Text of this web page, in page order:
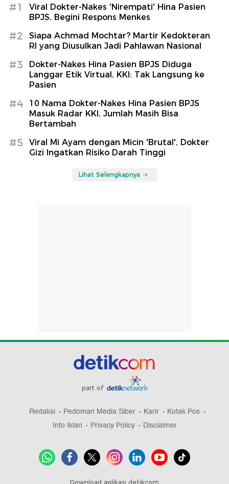
#1
Viral Dokter-Nakes 'Nirempati' Hina Pasien
BPJS, Begini Respons Menkes
#2
Siapa Achmad Mochtar? Martir Kedokteran
RI yang Diusulkan Jadi Pahlawan Nasional
#3
Dokter-Nakes Hina Pasien BPJS Diduga
Langgar Etik Virtual, KKI: Tak Langsung ke
Pasien
#4
10 Nama Dokter-Nakes Hina Pasien BPJS
Masuk Radar KKI, Jumlah Masih Bisa
Bertambah
#5
Viral Mi Ayam dengan Micin 'Brutal', Dokter
Gizi Ingatkan Risiko Darah Tinggi
Lihat Selengkapnya
part of
Redaksi Pedoman Media Siber Karir
Kotak Pos
Info Iklan
Privacy Policy Disclaimer
Download aplikasi detikcom